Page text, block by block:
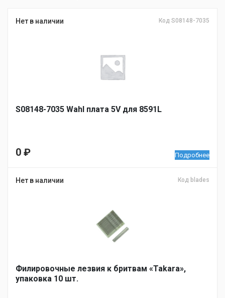
Нет в наличии Код S08148-7035
S08148-7035 Wahl плата 5V для 8591L
0 ₽ Подробнее
Нет в наличии Код blades
Филировочные лезвия к бритвам «Takara»,
упаковка 10 шт.